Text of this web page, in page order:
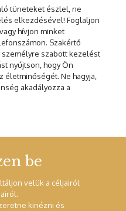
tüneteket észlel, ne
elkezdésével! Foglaljon
hívjon minket
Szakértő
személyre szabott kezelést
nyújtson, hogy Ön
életminőségét. Ne hagyja,
akadályozza a
be
velük a céljairól
kinézni és